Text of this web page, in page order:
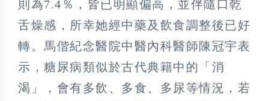
則為7.4％，皆已明顯偏高，並伴隨口乾
舌燥感，所幸她經中藥及飲食調整後已好
轉。馬偕紀念醫院中醫內科醫師陳冠宇表
示，糖尿病類似於古代典籍中的「消
渴」，會有多飲、多食、多尿等情況，若